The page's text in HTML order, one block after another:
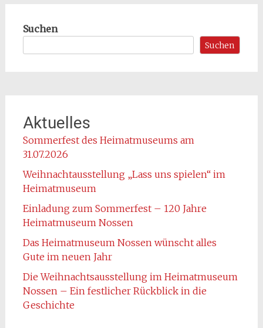
Suchen
Suchen
Aktuelles
Sommerfest des Heimatmuseums am
31.07.2026
Weihnachtausstellung „Lass uns spielen“ im
Heimatmuseum
Einladung zum Sommerfest – 120 Jahre
Heimatmuseum Nossen
Das Heimatmuseum Nossen wünscht alles
Gute im neuen Jahr
Die Weihnachtsausstellung im Heimatmuseum
Nossen – Ein festlicher Rückblick in die
Geschichte